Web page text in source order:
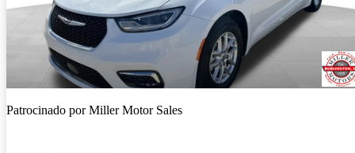
Patrocinado porMiller Motor Sales